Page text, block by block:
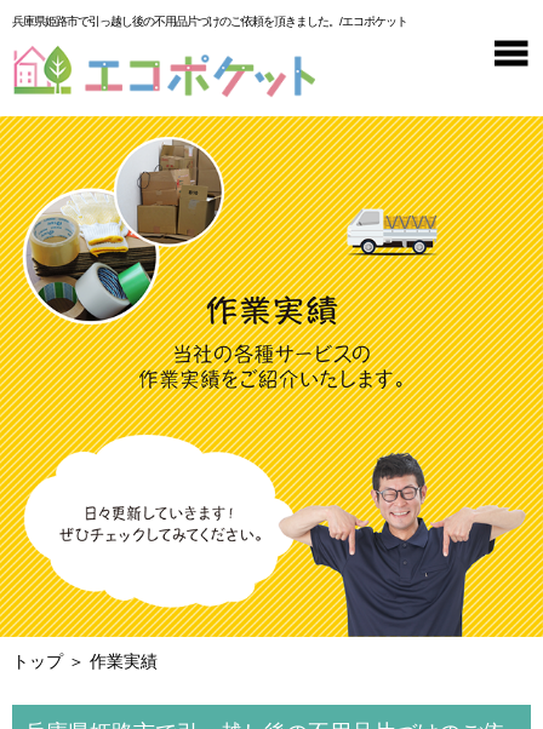
兵庫県姫路市で引っ越し後の不用品片づけのご依頼を頂きました。/エコポケット
トップ＞ 作業実績